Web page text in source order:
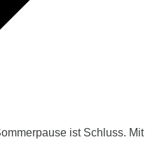
ist Schluss. Mit